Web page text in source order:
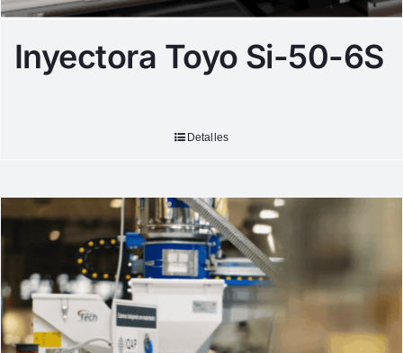
Inyectora Toyo Si-50-6S
Detalles